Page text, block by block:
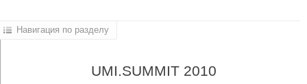
Навигация по разделу
UMI.SUMMIT 2010